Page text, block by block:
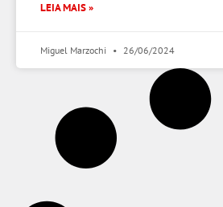
LEIA MAIS »
Miguel Marzochi 26/06/2024